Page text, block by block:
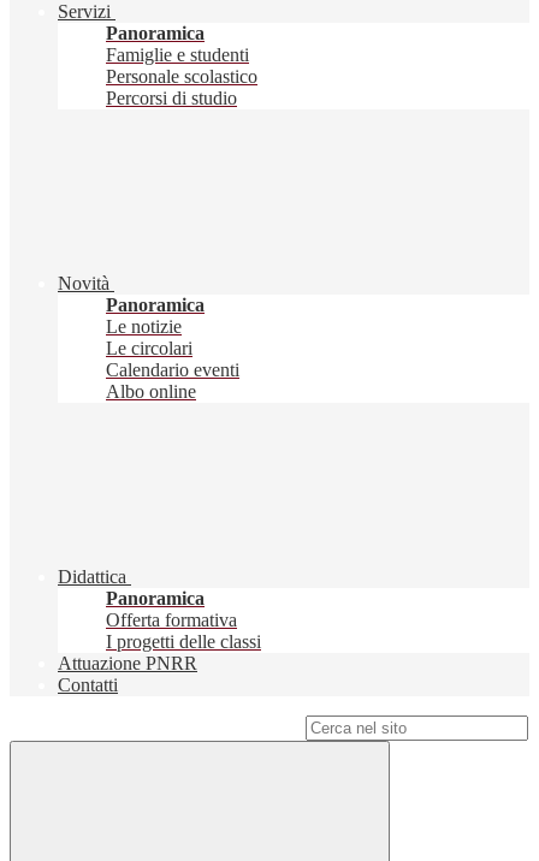
Servizi
Panoramica
Famiglie e studenti
Personale scolastico
Percorsi di studio
Novità
Panoramica
Le notizie
Le circolari
Calendario eventi
Albo online
Didattica
Panoramica
Offerta formativa
I progetti delle classi
Attuazione PNRR
Contatti